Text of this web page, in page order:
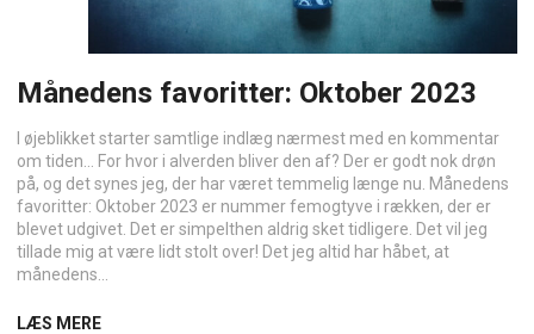
Månedens favoritter: Oktober 2023
I øjeblikket starter samtlige indlæg nærmest med en kommentar
om tiden… For hvor i alverden bliver den af? Der er godt nok drøn
på, og det synes jeg, der har været temmelig længe nu. Månedens
favoritter: Oktober 2023 er nummer femogtyve i rækken, der er
blevet udgivet. Det er simpelthen aldrig sket tidligere. Det vil jeg
tillade mig at være lidt stolt over! Det jeg altid har håbet, at
månedens...
LÆS MERE